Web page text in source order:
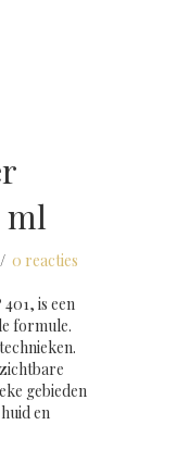
ml
/ 0 reacties
is een
formule.
gebieden
en